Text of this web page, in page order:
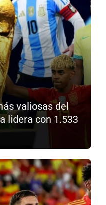
valiosas del
lidera con 1.533